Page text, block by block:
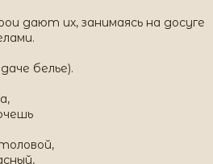
дают их, занимаясь на досуге
белье).